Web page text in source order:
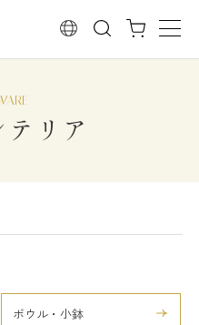
検索
リア
ボウル・小鉢